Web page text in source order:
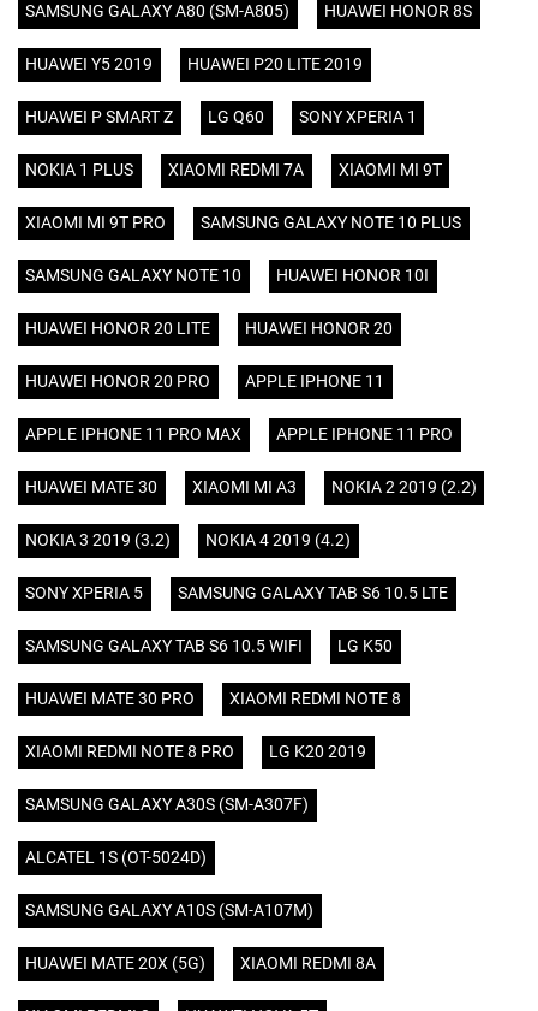
SAMSUNG GALAXY A80 (SM-A805) HUAWEI HONOR 8S
HUAWEI Y5 2019 HUAWEI P20 LITE 2019
HUAWEI P SMART Z LG Q60 SONY XPERIA 1
NOKIA 1 PLUS XIAOMI REDMI 7A XIAOMI MI 9T
XIAOMI MI 9T PRO SAMSUNG GALAXY NOTE 10 PLUS
SAMSUNG GALAXY NOTE 10 HUAWEI HONOR 10I
HUAWEI HONOR 20 LITE HUAWEI HONOR 20
HUAWEI HONOR 20 PRO APPLE IPHONE 11
APPLE IPHONE 11 PRO MAX APPLE IPHONE 11 PRO
HUAWEI MATE 30 XIAOMI MI A3 NOKIA 2 2019 (2.2)
NOKIA 3 2019 (3.2) NOKIA 4 2019 (4.2)
SONY XPERIA 5 SAMSUNG GALAXY TAB S6 10.5 LTE
SAMSUNG GALAXY TAB S6 10.5 WIFI LG K50
HUAWEI MATE 30 PRO XIAOMI REDMI NOTE 8
XIAOMI REDMI NOTE 8 PRO LG K20 2019
SAMSUNG GALAXY A30S (SM-A307F)
ALCATEL 1S (OT-5024D)
SAMSUNG GALAXY A10S (SM-A107M)
HUAWEI MATE 20X (5G) XIAOMI REDMI 8A